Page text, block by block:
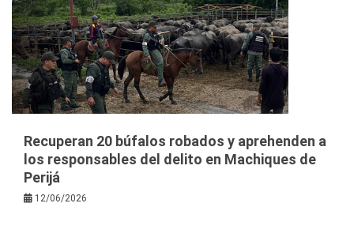
Recuperan 20 búfalos robados y aprehenden a
los responsables del delito en Machiques de
Perijá
12/06/2026